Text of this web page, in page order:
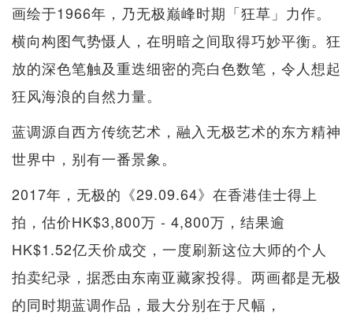
画绘于1966年，乃无极巅峰时期「狂草」力作。
横向构图气势慑人，在明暗之间取得巧妙平衡。狂
放的深色笔触及重迭细密的亮白色数笔，令人想起
狂风海浪的自然力量。
蓝调源自西方传统艺术，融入无极艺术的东方精神
世界中，别有一番景象。
2017年，无极的《29.09.64》在香港佳士得上
拍，估价HK$3,800万 - 4,800万，结果逾
HK$1.52亿天价成交，一度刷新这位大师的个人
拍卖纪录，据悉由东南亚藏家投得。两画都是无极
的同时期蓝调作品，最大分别在于尺幅，